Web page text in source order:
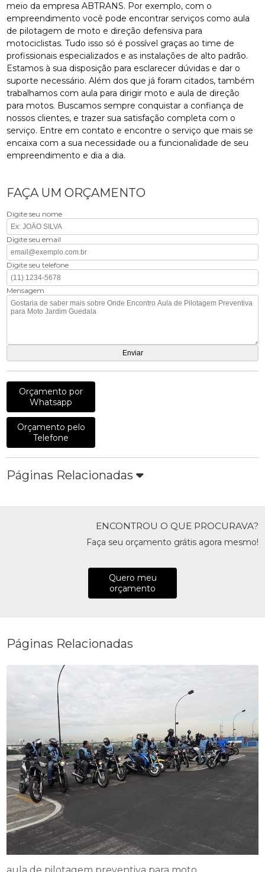
meio da empresa ABTRANS. Por exemplo, com o
empreendimento você pode encontrar serviços como aula
de pilotagem de moto e direção defensiva para
motociclistas. Tudo isso só é possível graças ao time de
profissionais especializados e as instalações de alto padrão.
Estamos à sua disposição para esclarecer dúvidas e dar o
suporte necessário. Além dos que já foram citados, também
trabalhamos com aula para dirigir moto e aula de direção
para motos. Buscamos sempre conquistar a confiança de
nossos clientes, e trazer sua satisfação completa com o
serviço. Entre em contato e encontre o serviço que mais se
encaixa com a sua necessidade ou a funcionalidade de seu
empreendimento e dia a dia.
FAÇA UM ORÇAMENTO
Digite seu nome
Digite seu email
Digite seu telefone
Mensagem
Orçamento por
Whatsapp
Orçamento pelo
Telefone
Páginas Relacionadas
ENCONTROU O QUE PROCURAVA?
Faça seu orçamento grátis agora mesmo!
Quero meu
orçamento
Páginas Relacionadas
aula de pilotagem preventiva para moto